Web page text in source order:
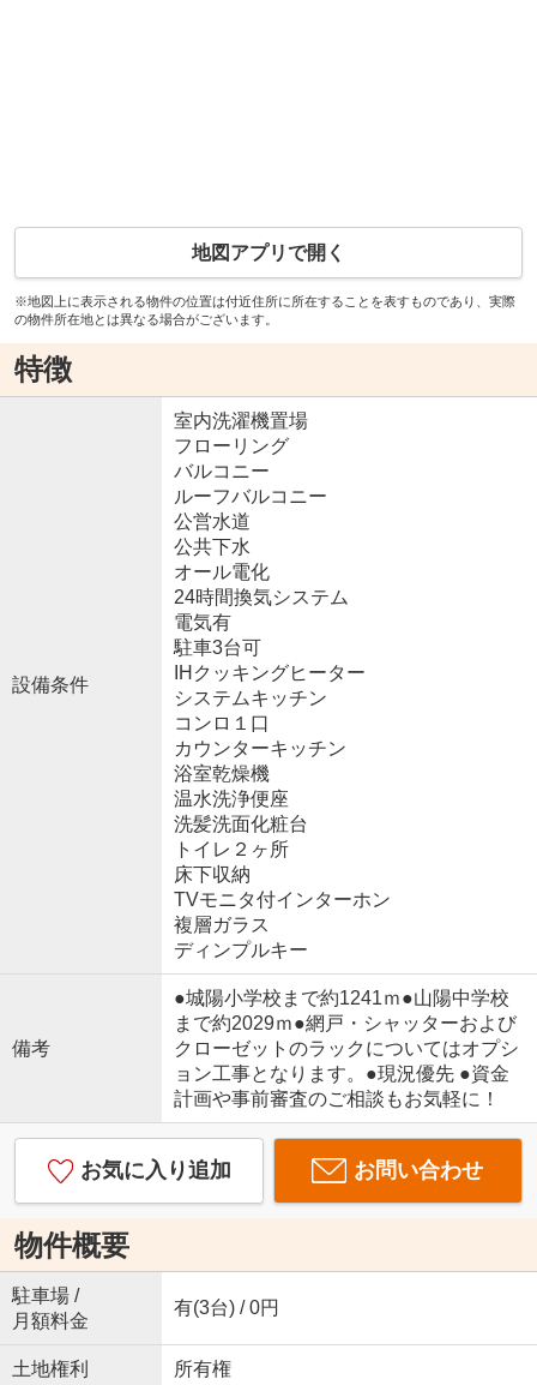
地図アプリで開く
※地図上に表示される物件の位置は付近住所に所在することを表すものであり、実際
の物件所在地とは異なる場合がございます。
特徴
設備条件
室内洗濯機置場
フローリング
バルコニー
ルーフバルコニー
公営水道
公共下水
オール電化
24時間換気システム
電気有
駐車3台可
IHクッキングヒーター
システムキッチン
コンロ１口
カウンターキッチン
浴室乾燥機
温水洗浄便座
洗髪洗面化粧台
トイレ２ヶ所
床下収納
TVモニタ付インターホン
複層ガラス
ディンプルキー
備考
●城陽小学校まで約1241ｍ●山陽中学校
まで約2029ｍ●網戸・シャッターおよび
クローゼットのラックについてはオプシ
ョン工事となります。●現況優先 ●資金
計画や事前審査のご相談もお気軽に！
お気に入り追加 お問い合わせ
物件概要
駐車場 /
月額料金
有(3台) / 0円
土地権利 所有権